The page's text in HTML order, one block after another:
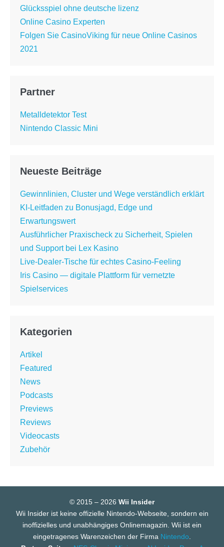
Glücksspiel ohne deutsche lizenz
Online Casino Experten
Folgen Sie CasinoViking für neue Online Casinos
2021
Partner
Metalldetektor Test
Nintendo Classic Mini
Neueste Beiträge
Gewinnlinien, Cluster und Wege verständlich erklärt
KI-Leitfaden zu Bonusjagd, Edge und
Erwartungswert
Ausführlicher Praxischeck zu Sicherheit, Spielen
und Support bei Lex Kasino
Live-Dealer-Tische für echtes Casino-Feeling
Iris Casino — digitale Plattform für vernetzte
Spielservices
Kategorien
Artikel
Featured
News
Podcasts
Previews
Reviews
Videocasts
Zubehör
© 2015 – 2026 Wii Insider
Wii Insider ist keine offizielle Nintendo-Webseite, sondern ein
inoffizielles und unabhängiges Onlinemagazin. Wii ist ein
eingetragenes Warenzeichen der Firma Nintendo.